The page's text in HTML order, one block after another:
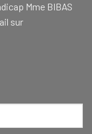
Mme BIBAS
sur